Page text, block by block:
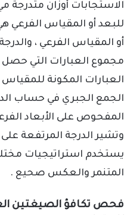
للبعد أو المقياس الفرعي
أو المقياس الفرعي ،
مجموع العبارات التي
العبارات المكونة
الجمع الجبري في حساب
المفحوص على الأبعاد
وتشير الدرجة المرتفعة
يستخدم استراتيجيات
المتنمر والعكس صحيع .
فحص تكافؤ الصيغتين